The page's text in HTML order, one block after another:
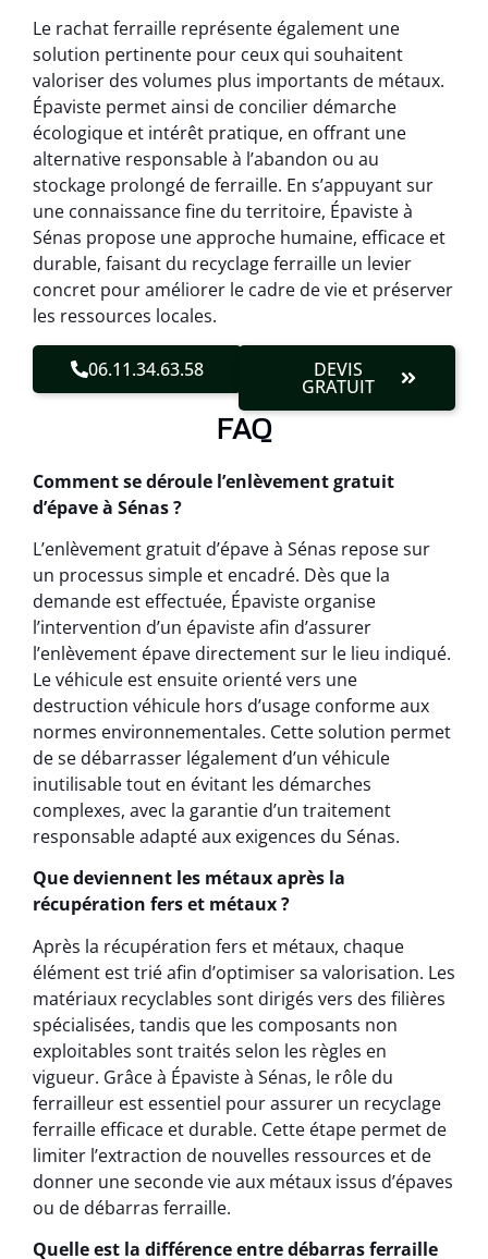
Le rachat ferraille représente également une
solution pertinente pour ceux qui souhaitent
valoriser des volumes plus importants de métaux.
Épaviste permet ainsi de concilier démarche
écologique et intérêt pratique, en offrant une
alternative responsable à l’abandon ou au
stockage prolongé de ferraille. En s’appuyant sur
une connaissance fine du territoire, Épaviste à
Sénas propose une approche humaine, efficace et
durable, faisant du recyclage ferraille un levier
concret pour améliorer le cadre de vie et préserver
les ressources locales.
06.11.34.63.58 DEVIS
GRATUIT
FAQ
Comment se déroule l’enlèvement gratuit
d’épave à Sénas ?
L’enlèvement gratuit d’épave à Sénas repose sur
un processus simple et encadré. Dès que la
demande est effectuée, Épaviste organise
l’intervention d’un épaviste afin d’assurer
l’enlèvement épave directement sur le lieu indiqué.
Le véhicule est ensuite orienté vers une
destruction véhicule hors d’usage conforme aux
normes environnementales. Cette solution permet
de se débarrasser légalement d’un véhicule
inutilisable tout en évitant les démarches
complexes, avec la garantie d’un traitement
responsable adapté aux exigences du Sénas.
Que deviennent les métaux après la
récupération fers et métaux ?
Après la récupération fers et métaux, chaque
élément est trié afin d’optimiser sa valorisation. Les
matériaux recyclables sont dirigés vers des filières
spécialisées, tandis que les composants non
exploitables sont traités selon les règles en
vigueur. Grâce à Épaviste à Sénas, le rôle du
ferrailleur est essentiel pour assurer un recyclage
ferraille efficace et durable. Cette étape permet de
limiter l’extraction de nouvelles ressources et de
donner une seconde vie aux métaux issus d’épaves
ou de débarras ferraille.
Quelle est la différence entre débarras ferraille